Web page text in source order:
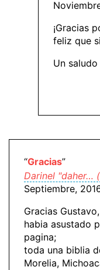
¡Gracias
feliz que
Un
“Gracias”
Darinel "daher…
Septiembre,
Gracias
habia asustado
pagina;
toda una biblia
Morelia,